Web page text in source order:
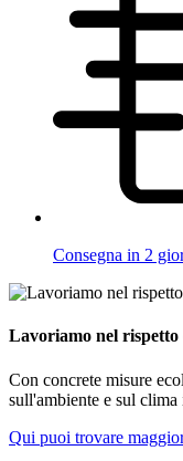
Consegna in 2
Lavoriamo nel rispetto
Con concrete misure
sull'ambiente e sul
Qui puoi trovare